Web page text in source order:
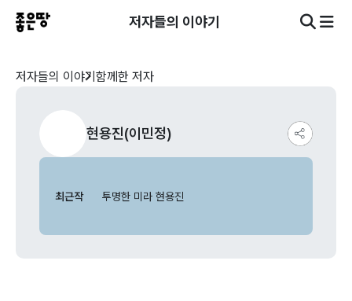
저자들의 이야기
저자들의 이야기 함께한 저자
현용진(이민정)
최근작 투명한 미라 현용진